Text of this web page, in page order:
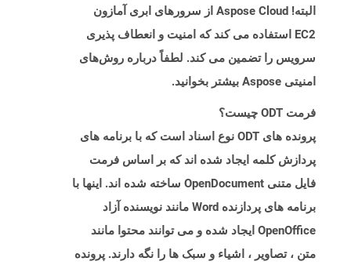
البته! Aspose Cloud از سرورهای ابری آمازون
EC2 استفاده می کند که امنیت و انعطاف پذیری
سرویس را تضمین می کند. لطفاً درباره روش‌های
امنیتی Aspose بیشتر بخوانید.
فرمت ODT چیست؟
پرونده های ODT نوع اسناد است که با برنامه های
پردازش کلمه ایجاد شده اند که بر اساس فرمت
فایل متنی OpenDocument ساخته شده اند. اینها با
برنامه های پردازنده Word مانند نویسنده آزاد
OpenOffice ایجاد شده و می توانند محتوا مانند
متن ، تصاویر ، اشیاء و سبک ها را نگه دارند. پرونده